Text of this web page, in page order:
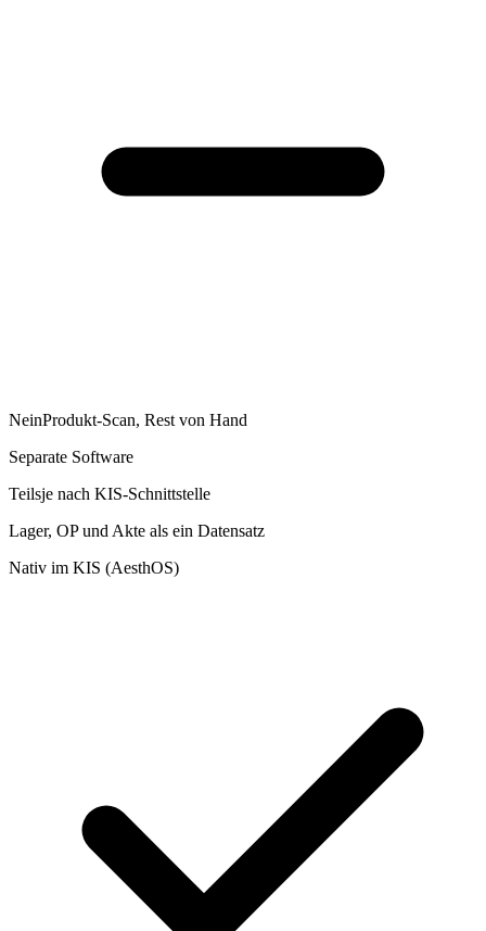
NeinProdukt-Scan, Rest von Hand
Separate Software
Teilsje nach KIS-Schnittstelle
Lager, OP und Akte als ein Datensatz
Nativ im KIS (AesthOS)